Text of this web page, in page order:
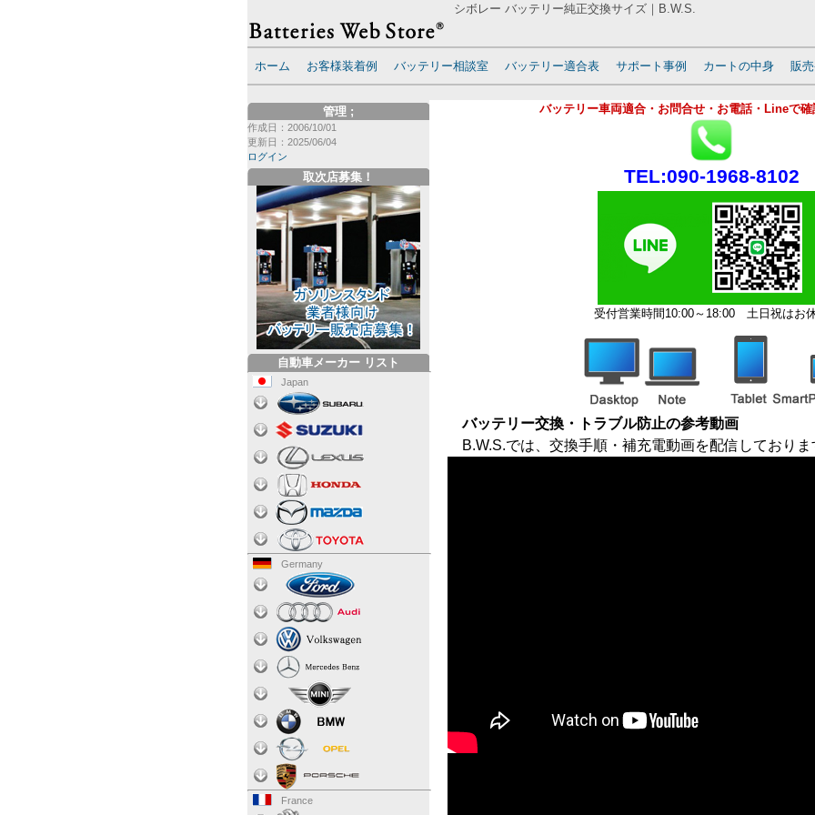
シボレー バッテリー純正交換サイズ｜B.W.S.
ホーム お客様装着例 バッテリー相談室 バッテリー適合表 サポート事例 カートの中身 販
バッテリー車両適合・お問合せ・お電話・Lineで
TEL:090-1968-8102
受付営業時間10:00～18:00 土日祝はお
バッテリー交換・トラブル防止の参考動画
B.W.S.では、交換手順・補充電動画を配信しておりま
管理
作成日：2006/10/01
更新日：2025/06/04
ログイン
;
取次店募集！
自動車メーカー リスト
Japan
Germany
France